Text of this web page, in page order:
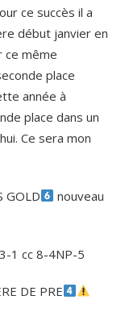
ce succès il a
début janvier en
ce même
place
année à
place dans un
Ce sera mon
GOLD
nouveau
1 cc 8-4NP-5
DE PRE